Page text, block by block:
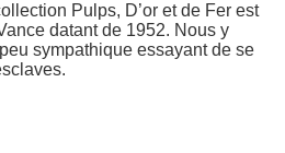
Pulps, D’or et de Fer est
datant de 1952. Nous y
sympathique essayant de se